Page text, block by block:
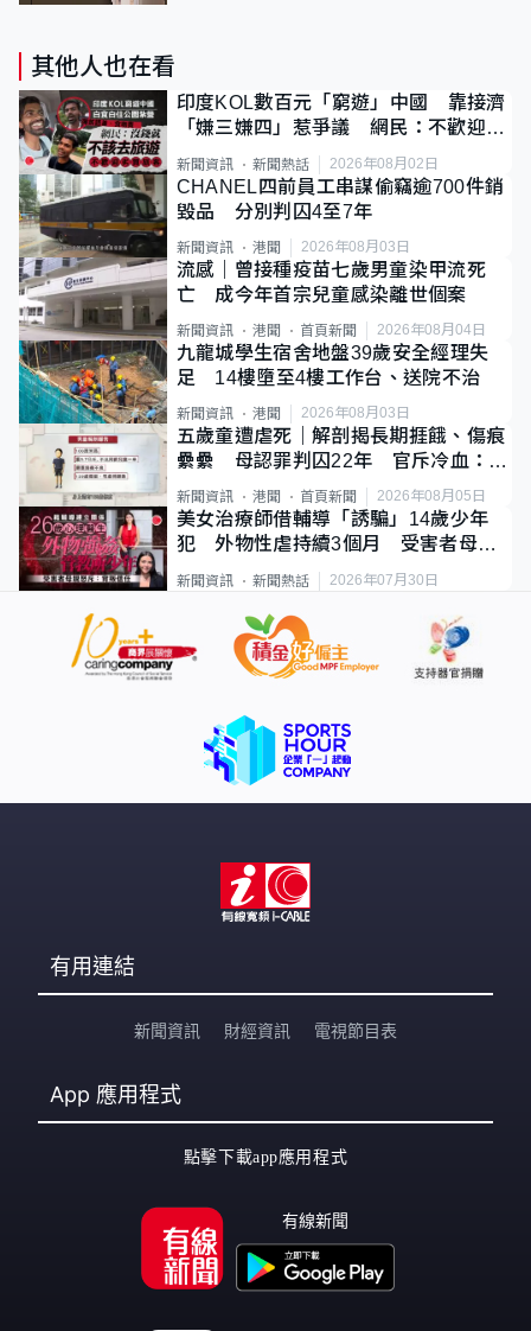
其他人也在看
印度KOL數百元「窮遊」中國 靠接濟
「嫌三嫌四」惹爭議 網民：不歡迎劣
質旅客
新聞資訊 新聞熱話 2026年08月02日
CHANEL四前員工串謀偷竊逾700件銷
毀品 分別判囚4至7年
新聞資訊 港聞 2026年08月03日
流感｜曾接種疫苗七歲男童染甲流死
亡 成今年首宗兒童感染離世個案
新聞資訊 港聞 首頁新聞 2026年08月04日
九龍城學生宿舍地盤39歲安全經理失
足 14樓墮至4樓工作台、送院不治
新聞資訊 港聞 2026年08月03日
五歲童遭虐死｜解剖揭長期捱餓、傷痕
纍纍 母認罪判囚22年 官斥冷血：同
類案最惡劣
新聞資訊 港聞 首頁新聞 2026年08月05日
美女治療師借輔導「誘騙」14歲少年
犯 外物性虐持續3個月 受害者母：
要保護其他人
新聞資訊 新聞熱話 2026年07月30日
有用連結
新聞資訊 財經資訊 電視節目表
App 應用程式
點擊下載app應用程式
有線新聞